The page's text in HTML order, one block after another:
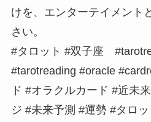
けを、エンターテイメント
さい。
#タロット #双子座
#tarotreading #oracle
ド #オラクルカード #近未
ジ #未来予測 #運勢 #タロ